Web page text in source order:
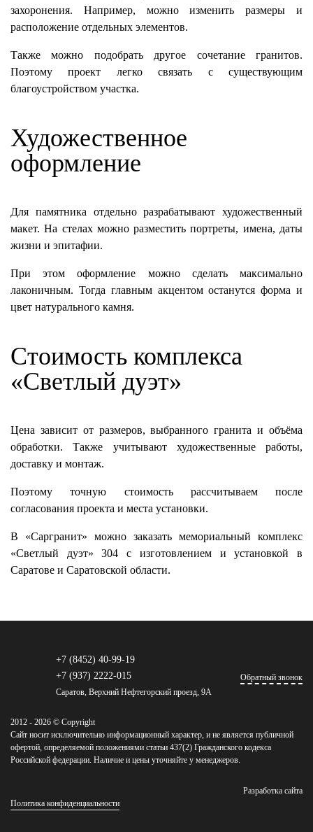
захоронения. Например, можно изменить размеры и
расположение отдельных элементов.
Также можно подобрать другое сочетание гранитов.
Поэтому проект легко связать с существующим
благоустройством участка.
Художественное
оформление
Для памятника отдельно разрабатывают художественный
макет. На стелах можно разместить портреты, имена, даты
жизни и эпитафии.
При этом оформление можно сделать максимально
лаконичным. Тогда главным акцентом останутся форма и
цвет натурального камня.
Стоимость комплекса
«Светлый дуэт»
Цена зависит от размеров, выбранного гранита и объёма
обработки. Также учитывают художественные работы,
доставку и монтаж.
Поэтому точную стоимость рассчитываем после
согласования проекта и места установки.
В «Саргранит» можно заказать мемориальный комплекс
«Светлый дуэт» 304 с изготовлением и установкой в
Саратове и Саратовской области.
+7 (8452) 40-99-19
+7 (937) 2222-015
Саратов, Верхний Нефтегорский проезд, 9А
Обратный звонок
2012 - 2026 © Copyright
Сайт носит исключительно информационный характер, и не является публичной
офертой, определяемой положениями статьи 437(2) Гражданского кодекса
Российской федерации. Наличие и цены уточняйте у менеджеров.
Политика конфиденциальности
Разработка сайта